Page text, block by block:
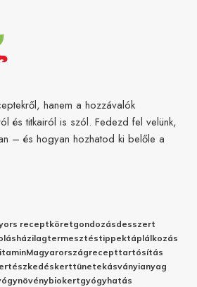
hanem a hozzávalók
és titkairól is szól. Fedezd fel velünk,
– és hogyan hozhatod ki belőle a
receptköretgondozásdesszert
házilagtermesztéstippektáplálkozás
Magyarországrecepttartósítás
kerttünetekásványianyag
biokertgyógyhatás